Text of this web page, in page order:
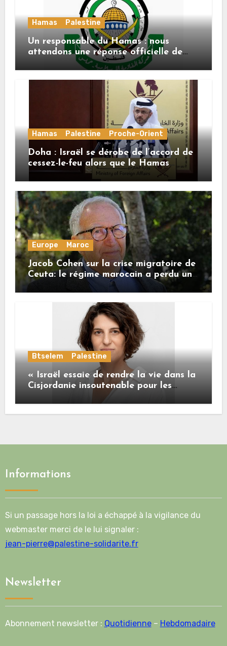
Hamas Palestine
Un responsable du Hamas : nous
attendons une réponse officielle de
Mladenov concernant la feuille de
route de la deuxième phase de l’accord
Hamas Palestine Proche-Orient
Doha : Israël se dérobe de l’accord de
cessez-le-feu alors que le Hamas
honore ses engagements
Europe Maroc
Jacob Cohen sur la crise migratoire de
Ceuta: le régime marocain a perdu une
bonne part de sa crédibilité vis-à-vis
de l’Union européenne
Btselem Palestine
« Israël essaie de rendre la vie dans la
Cisjordanie insoutenable pour les
Informations
Si un passage hors la loi a échappé à la vigilance du
webmaster merci de le lui signaler :
jean-pierre@palestine-solidarite.fr
Newsletter
Abonnement newsletter : Quotidienne– Hebdomadaire